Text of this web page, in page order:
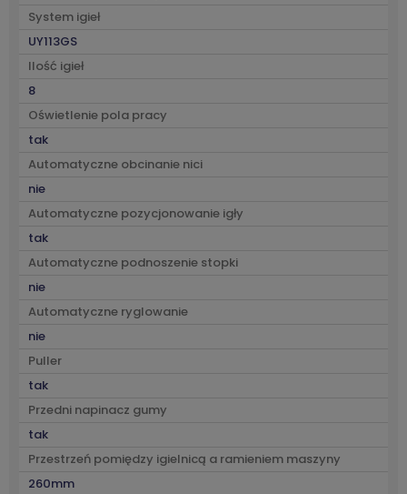
System igieł
UY113GS
Ilość igieł
8
Oświetlenie pola pracy
tak
Automatyczne obcinanie nici
nie
Automatyczne pozycjonowanie igły
tak
Automatyczne podnoszenie stopki
nie
Automatyczne ryglowanie
nie
Puller
tak
Przedni napinacz gumy
tak
Przestrzeń pomiędzy igielnicą a ramieniem maszyny
260mm